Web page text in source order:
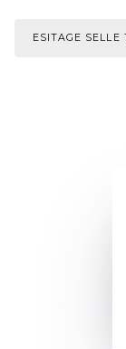
ESITAGE SELLE